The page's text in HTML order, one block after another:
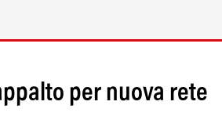
per nuova rete